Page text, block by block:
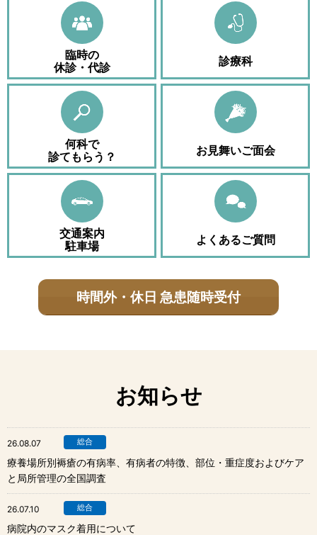
臨時の
休診・代診
診療科
何科で
診てもらう？
お見舞いご面会
交通案内
駐車場
よくあるご質問
時間外・休日 急患随時受付
お知らせ
26.08.07 総合
療養場所別褥瘡の有病率、有病者の特徴、部位・重症度およびケア
と局所管理の全国調査
26.07.10 総合
病院内のマスク着用について